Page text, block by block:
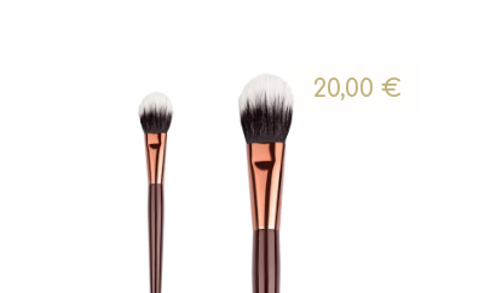
20,00€